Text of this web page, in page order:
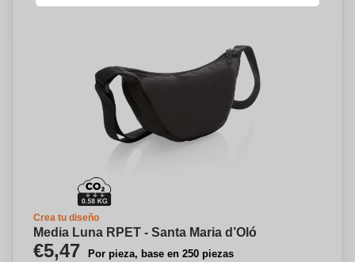
Crea tu diseño
Media Luna RPET - Santa Maria d’Oló
€5,47 Por pieza, base en 250 piezas